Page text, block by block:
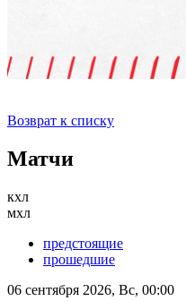
Возврат к списку
Матчи
кхл
мхл
предстоящие
прошедшие
06 сентября 2026, Вс, 00:00